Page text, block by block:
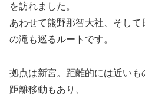
を訪れました。
あわせて熊野那智大社、そし
の滝も巡るルートです。
拠点は新宮。距離的には近い
距離移動もあり、